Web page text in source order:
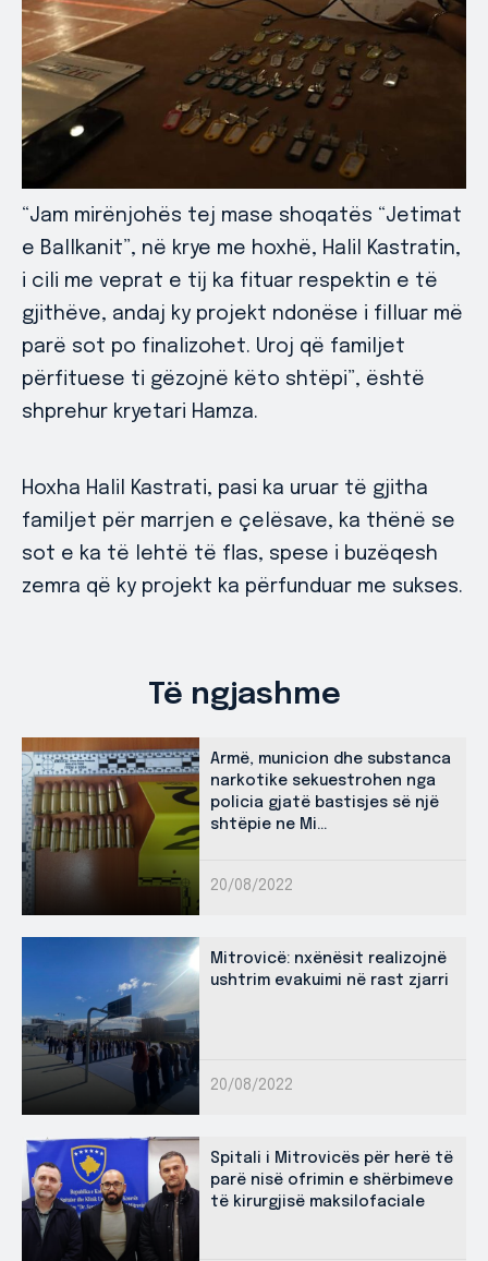
“Jam mirënjohës tej mase shoqatës “Jetimat
e Ballkanit”, në krye me hoxhë, Halil Kastratin,
i cili me veprat e tij ka fituar respektin e të
gjithëve, andaj ky projekt ndonëse i filluar më
parë sot po finalizohet. Uroj që familjet
përfituese ti gëzojnë këto shtëpi”, është
shprehur kryetari Hamza.
Hoxha Halil Kastrati, pasi ka uruar të gjitha
familjet për marrjen e çelësave, ka thënë se
sot e ka të lehtë të flas, spese i buzëqesh
zemra që ky projekt ka përfunduar me sukses.
Të ngjashme
Armë, municion dhe substanca
narkotike sekuestrohen nga
policia gjatë bastisjes së një
shtëpie ne Mi...
20/08/2022
Mitrovicë: nxënësit realizojnë
ushtrim evakuimi në rast zjarri
20/08/2022
Spitali i Mitrovicës për herë të
parë nisë ofrimin e shërbimeve
të kirurgjisë maksilofaciale